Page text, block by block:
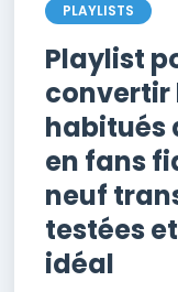
PLAYLISTS
Playlist
convertir
habitués
en fans
neuf
testées
idéal